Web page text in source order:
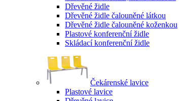
Dřevěné židle
Dřevěné židle čalouněné látkou
Dřevěné židle čalouněné koženkou
Plastové konferenční židle
Skládací konferenční židle
Čekárenské lavice
Plastové lavice